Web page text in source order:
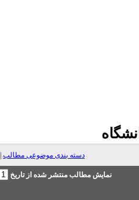
دسته بندی موضوعی مطالب
نمایش مطالب منتشر شده از تاریخ